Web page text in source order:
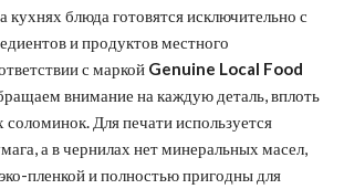
блюда готовятся исключительно с
и продуктов местного
с маркой Genuine Local Food
внимание на каждую деталь, вплоть
соломинок. Для печати используется
а в чернилах нет минеральных масел,
пленкой и полностью пригодны для